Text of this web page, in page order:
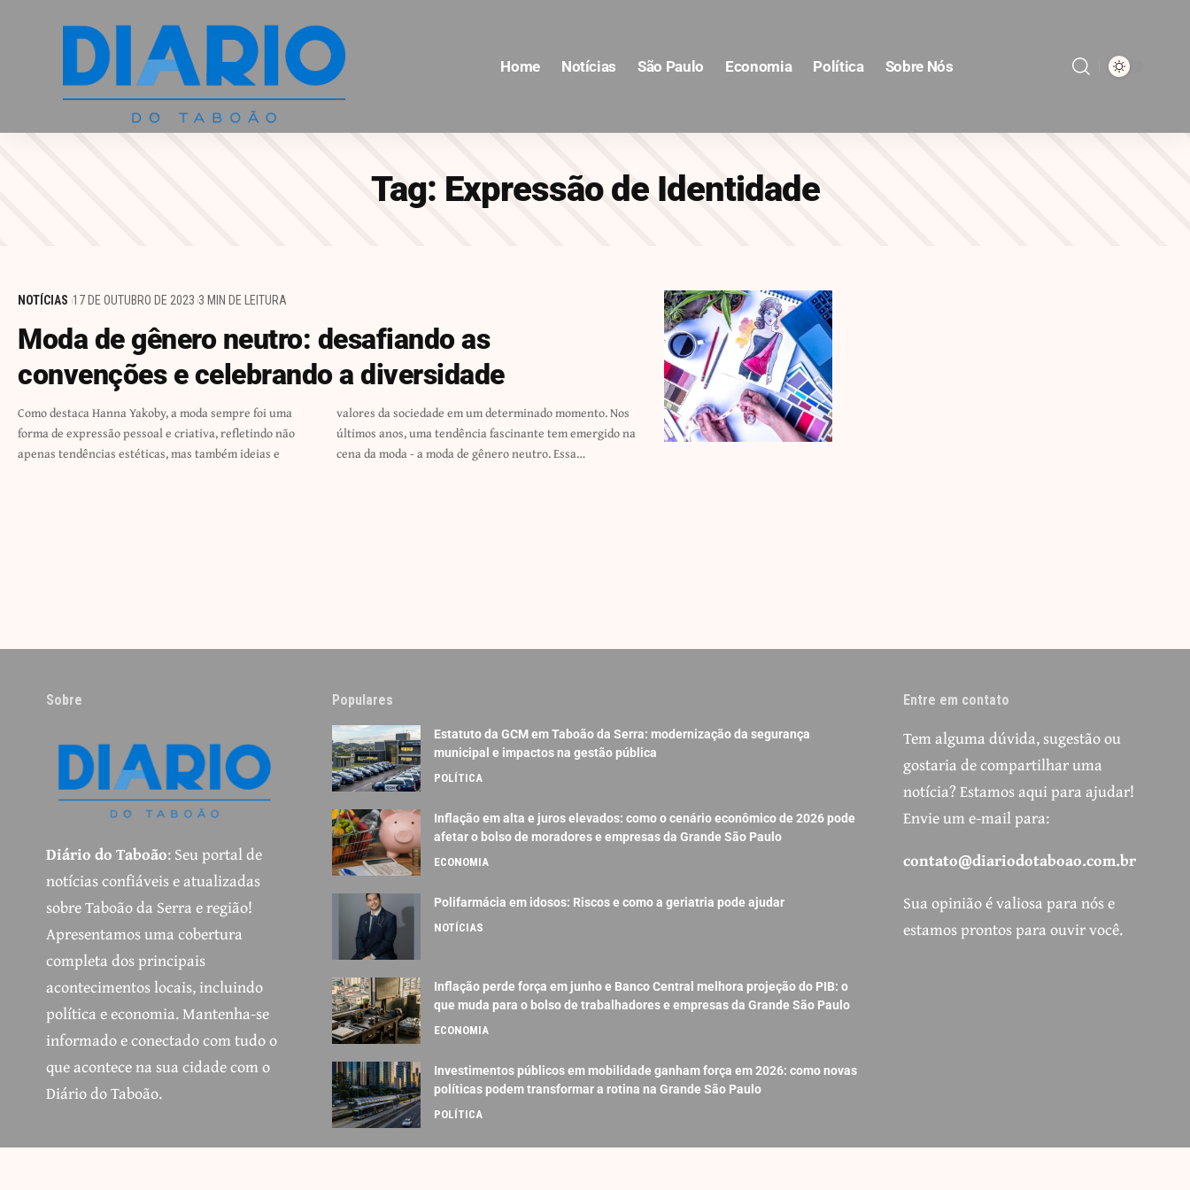
Home Notícias São Paulo Economia Política Sobre Nós
Tag: Expressão de Identidade
NOTÍCIAS 17 DE OUTUBRO DE 2023 3 MIN DE LEITURA
Moda de gênero neutro: desafiando as
convenções e celebrando a diversidade
Como destaca Hanna Yakoby, a moda sempre foi uma
forma de expressão pessoal e criativa, refletindo não
apenas tendências estéticas, mas também ideias e
valores da sociedade em um determinado momento. Nos
últimos anos, uma tendência fascinante tem emergido na
cena da moda - a moda de gênero neutro. Essa…
Sobre
Diário do Taboão: Seu portal de
notícias confiáveis e atualizadas
sobre Taboão da Serra e região!
Apresentamos uma cobertura
completa dos principais
acontecimentos locais, incluindo
política e economia. Mantenha-se
informado e conectado com tudo o
que acontece na sua cidade com o
Diário do Taboão.
Populares
Estatuto da GCM em Taboão da Serra: modernização da segurança
municipal e impactos na gestão pública
POLÍTICA
Inflação em alta e juros elevados: como o cenário econômico de 2026 pode
afetar o bolso de moradores e empresas da Grande São Paulo
ECONOMIA
Polifarmácia em idosos: Riscos e como a geriatria pode ajudar
NOTÍCIAS
Inflação perde força em junho e Banco Central melhora projeção do PIB: o
que muda para o bolso de trabalhadores e empresas da Grande São Paulo
ECONOMIA
Investimentos públicos em mobilidade ganham força em 2026: como novas
políticas podem transformar a rotina na Grande São Paulo
POLÍTICA
Entre em contato
Tem alguma dúvida, sugestão ou
gostaria de compartilhar uma
notícia? Estamos aqui para ajudar!
Envie um e-mail para:
contato@diariodotaboao.com.br
Sua opinião é valiosa para nós e
estamos prontos para ouvir você.